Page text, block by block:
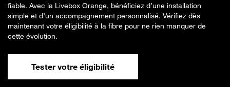
fiable. Avec la Livebox Orange, bénéficiez d’une installation
simple et d’un accompagnement personnalisé. Vérifiez dès
maintenant votre éligibilité à la fibre pour ne rien manquer de
cette évolution.
Tester votre éligibilité